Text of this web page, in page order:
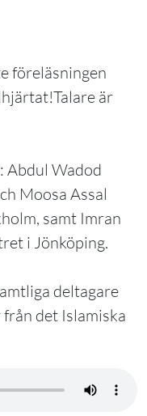
föreläsningen
är
Abdul Wadod
Moosa Assal
samt Imran
i Jönköping.
deltagare
det Islamiska